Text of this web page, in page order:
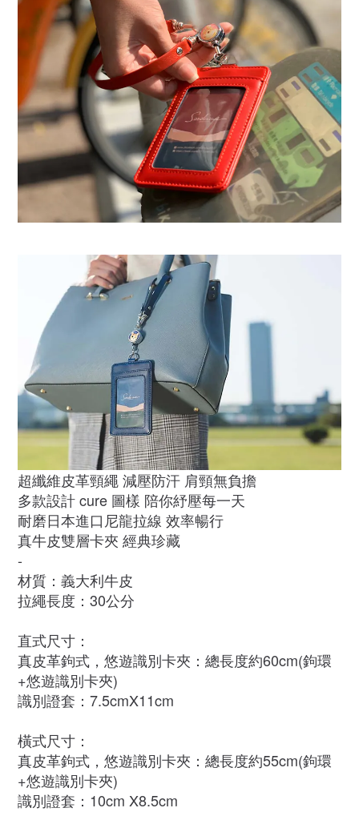
超纖維皮革頸繩 減壓防汗 肩頸無負擔
多款設計 cure 圖樣 陪你紓壓每一天
耐磨日本進口尼龍拉線 效率暢行
真牛皮雙層卡夾 經典珍藏
-
材質：義大利牛皮
拉繩長度：30公分
直式尺寸：
真皮革鉤式，悠遊識別卡夾：總長度約60cm(鉤環
+悠遊識別卡夾)
識別證套：7.5cmX11cm
橫式尺寸：
真皮革鉤式，悠遊識別卡夾：總長度約55cm(鉤環
+悠遊識別卡夾)
識別證套：10cm X8.5cm